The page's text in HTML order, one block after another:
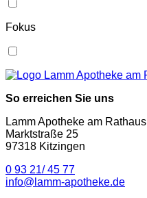
Fokus
So erreichen Sie uns
Lamm Apotheke am Rathaus
Marktstraße 25
97318 Kitzingen
0 93 21/ 45 77
info@lamm-apotheke.de